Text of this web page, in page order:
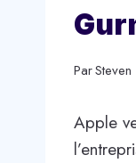
Par
Apple